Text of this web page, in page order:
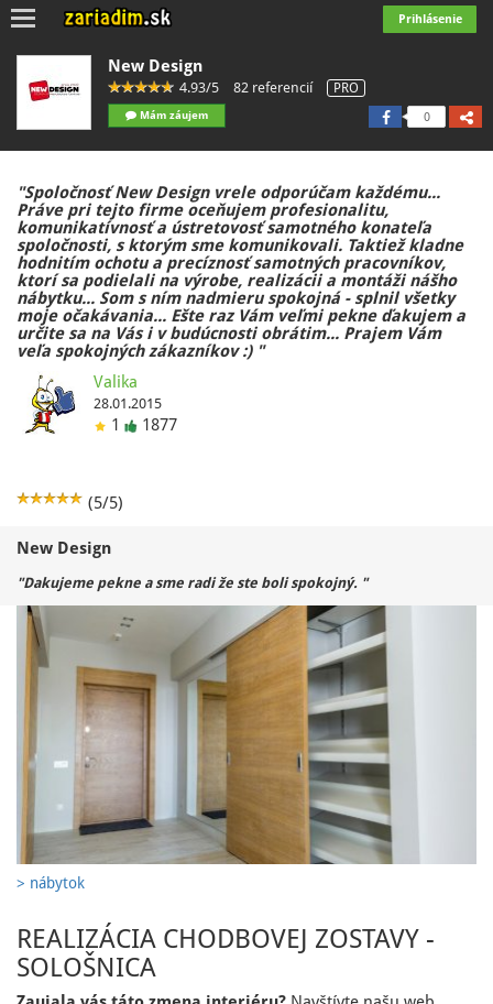
Prihlásenie
Toggle
New Design
4.93/5 82 referencií PRO
0
Mám záujem
"Spoločnosť New Design vrele odporúčam každému...
Práve pri tejto firme oceňujem profesionalitu,
komunikatívnosť a ústretovosť samotného konateľa
spoločnosti, s ktorým sme komunikovali. Taktiež kladne
hodnitím ochotu a precíznosť samotných pracovníkov,
ktorí sa podielali na výrobe, realizácii a montáži nášho
nábytku... Som s ním nadmieru spokojná - splnil všetky
moje očakávania... Ešte raz Vám veľmi pekne ďakujem a
určite sa na Vás i v budúcnosti obrátim... Prajem Vám
veľa spokojných zákazníkov :) "
Valika
28.01.2015
1 1877
(5/5)
New Design
"Dakujeme pekne a sme radi že ste boli spokojný. "
> nábytok
REALIZÁCIA CHODBOVEJ ZOSTAVY -
SOLOŠNICA